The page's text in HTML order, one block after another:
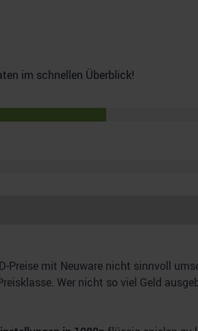
im schnellen Überblick!
Preise mit Neuware nicht sinnvoll
Wer nicht so viel Geld